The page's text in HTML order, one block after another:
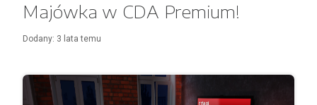
Majówka w CDA Premium!
Dodany: 3 lata temu